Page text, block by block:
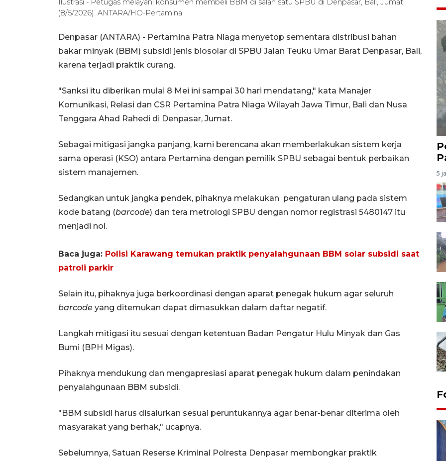
Ilustrasi - Petugas melayani konsumen membeli BBM di salah satu SPBU di Denpasar, Bali, Jumat
(8/5/2026). ANTARA/HO-Pertamina
Denpasar (ANTARA) - Pertamina Patra Niaga menyetop sementara distribusi bahan
bakar minyak (BBM) subsidi jenis biosolar di SPBU Jalan Teuku Umar Barat Denpasar, Bali,
karena terjadi praktik curang.
"Sanksi itu diberikan mulai 8 Mei ini sampai 30 hari mendatang," kata Manajer
Komunikasi, Relasi dan CSR Pertamina Patra Niaga Wilayah Jawa Timur, Bali dan Nusa
Tenggara Ahad Rahedi di Denpasar, Jumat.
Sebagai mitigasi jangka panjang, kami berencana akan memberlakukan sistem kerja
sama operasi (KSO) antara Pertamina dengan pemilik SPBU sebagai bentuk perbaikan
sistem manajemen.
Sedangkan untuk jangka pendek, pihaknya melakukan pengaturan ulang pada sistem
kode batang (barcode) dan tera metrologi SPBU dengan nomor registrasi 5480147 itu
menjadi nol.
Baca juga: Polisi Karawang temukan praktik penyalahgunaan BBM solar subsidi saat
patroli parkir
Selain itu, pihaknya juga berkoordinasi dengan aparat penegak hukum agar seluruh
barcode yang ditemukan dapat dimasukkan dalam daftar negatif.
Langkah mitigasi itu sesuai dengan ketentuan Badan Pengatur Hulu Minyak dan Gas
Bumi (BPH Migas).
Pihaknya mendukung dan mengapresiasi aparat penegak hukum dalam penindakan
penyalahgunaan BBM subsidi.
"BBM subsidi harus disalurkan sesuai peruntukannya agar benar-benar diterima oleh
masyarakat yang berhak," ucapnya.
Sebelumnya, Satuan Reserse Kriminal Polresta Denpasar membongkar praktik
5